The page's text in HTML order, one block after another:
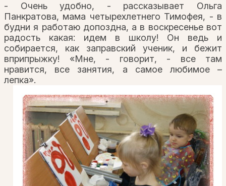
- Очень удобно, - рассказывает Ольга
Панкратова, мама четырехлетнего Тимофея, - в
будни я работаю допоздна, а в воскресенье вот
радость какая: идем в школу! Он ведь и
собирается, как заправский ученик, и бежит
вприпрыжку! «Мне, - говорит, - все там
нравится, все занятия, а самое любимое –
лепка».